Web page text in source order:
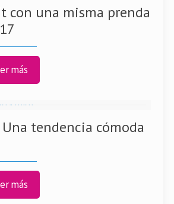
con una misma prenda
más
Una tendencia cómoda
más